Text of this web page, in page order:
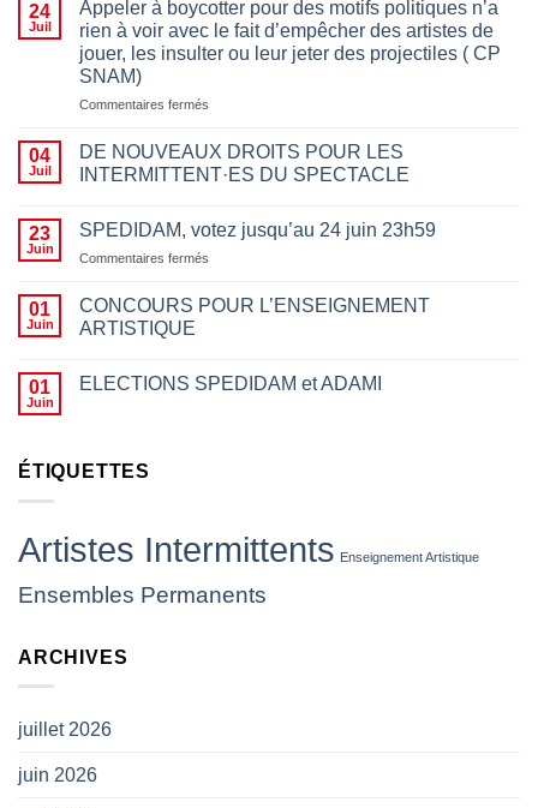
24
Juil
Appeler à boycotter pour des motifs politiques n’a
rien à voir avec le fait d’empêcher des artistes de
jouer, les insulter ou leur jeter des projectiles ( CP
SNAM)
Commentaires fermés
à
boycotter
pour
motifs
à
fait
leur
des
04
Juil
DE NOUVEAUX DROITS POUR LES
INTERMITTENT·ES DU SPECTACLE
23
Juin
SPEDIDAM, votez jusqu’au 24 juin 23h59
Commentaires fermés
votez
23h59
01
Juin
CONCOURS POUR L’ENSEIGNEMENT
ARTISTIQUE
01
Juin
ELECTIONS SPEDIDAM et ADAMI
ÉTIQUETTES
Artistes Intermittents Enseignement Artistique
Ensembles Permanents
ARCHIVES
juillet 2026
juin 2026